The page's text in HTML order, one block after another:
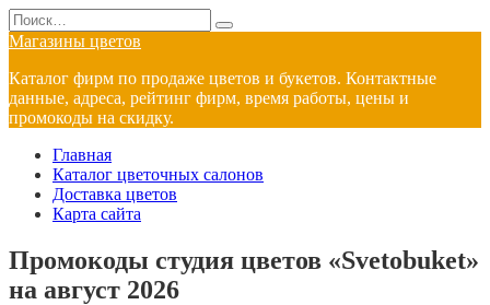
Перейти
к
содержанию
Search
for:
Магазины цветов
Каталог фирм по продаже цветов и букетов. Контактные
данные, адреса, рейтинг фирм, время работы, цены и
промокоды на скидку.
Главная
Каталог цветочных салонов
Доставка цветов
Карта сайта
Промокоды студия цветов «Svetobuket»
на август 2026